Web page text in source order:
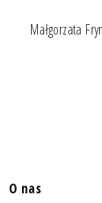
Małgorzata
O nas